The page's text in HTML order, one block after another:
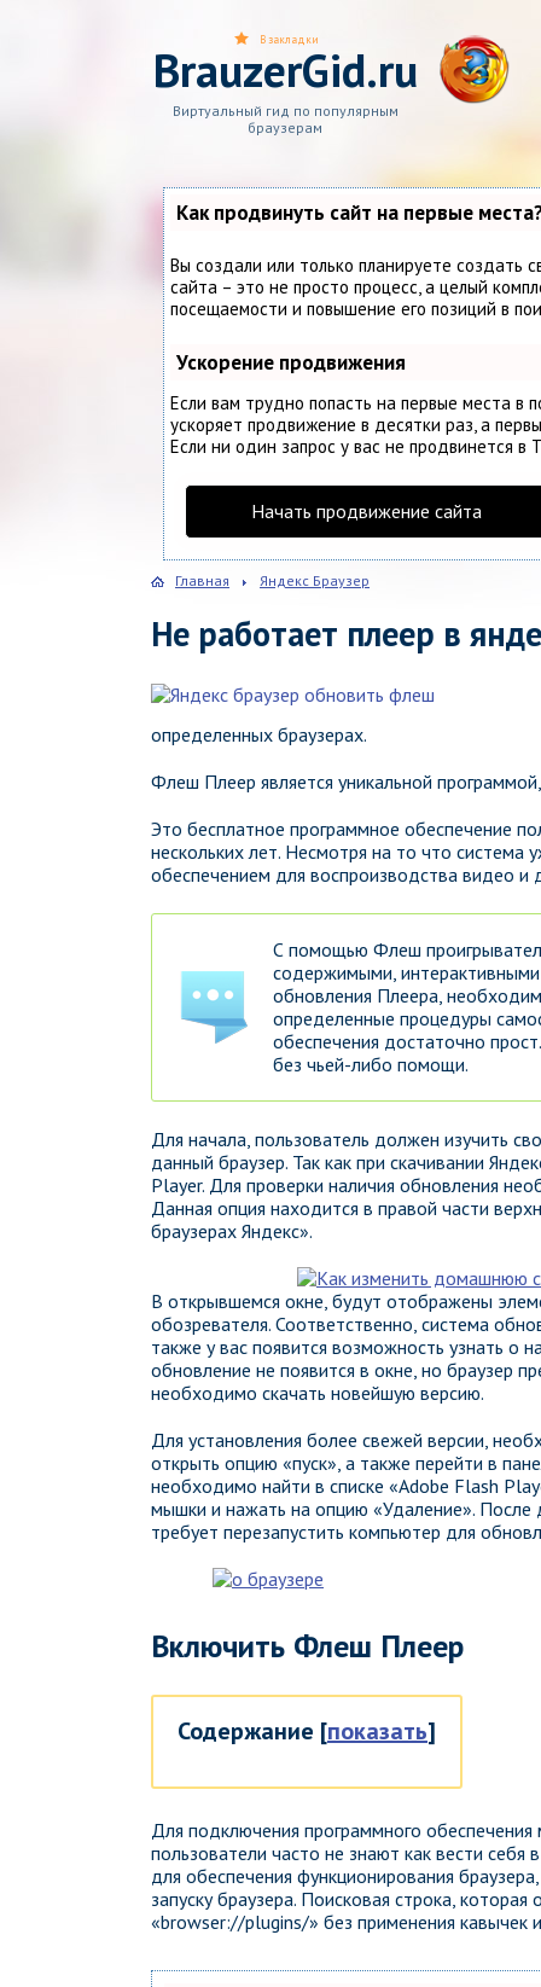
BrauzerGid.ru
Виртуальный гид по популярным
браузерам
В закладки
Как продвинуть сайт на первые
Вы создали или только планируете создать
сайта – это не просто процесс, а целый
посещаемости и повышение его позиций в
Ускорение продвижения
Если вам трудно попасть на первые места в
ускоряет продвижение в десятки раз, а
Если ни один запрос у вас не продвинется в
Начать продвижение сайта
Главная Яндекс Браузер
Не работает плеер в
определенных браузерах.
Флеш Плеер является уникальной
Это бесплатное программное обеспечение
нескольких лет. Несмотря на то что
обеспечением для воспроизводства видео и
С помощью Флеш
содержимыми,
обновления Плеера,
определенные процедуры
обеспечения достаточно
без чьей-либо помощи.
Для начала, пользователь должен изучить
данный браузер. Так как при скачивании
Player. Для проверки наличия обновления
Данная опция находится в правой части
браузерах Яндекс».
В открывшемся окне, будут отображены
обозревателя. Соответственно, система
также у вас появится возможность узнать о
обновление не появится в окне, но браузер
необходимо скачать новейшую версию.
Для установления более свежей версии,
открыть опцию «пуск», а также перейти в
необходимо найти в списке «Adobe Flash
мышки и нажать на опцию «Удаление». После
требует перезапустить компьютер для
Включить Флеш Плеер
Содержание [показать]
Для подключения программного
пользователи часто не знают как вести
для обеспечения функционирования
запуску браузера. Поисковая строка,
«browser://plugins/» без применения кавычек